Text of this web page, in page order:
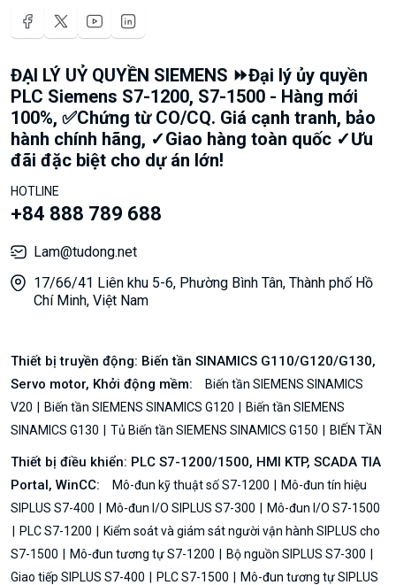
ĐẠI LÝ UỶ QUYỀN SIEMENS ⏩Đại lý ủy quyền
PLC Siemens S7-1200, S7-1500 - Hàng mới
100%, ✅Chứng từ CO/CQ. Giá cạnh tranh, bảo
hành chính hãng, ✓Giao hàng toàn quốc ✓Ưu
đãi đặc biệt cho dự án lớn!
HOTLINE
+84 888 789 688
Lam@tudong.net
17/66/41 Liên khu 5-6, Phường Bình Tân, Thành phố Hồ
Chí Minh, Việt Nam
Thiết bị truyền động: Biến tần SINAMICS G110/G120/G130,
Servo motor, Khởi động mềm:
Biến tần SIEMENS SINAMICS
V20
Biến tần SIEMENS SINAMICS G120
Biến tần SIEMENS
SINAMICS G130
Tủ Biến tần SIEMENS SINAMICS G150 BIẾN TẦN
Thiết bị điều khiển: PLC S7-1200/1500, HMI KTP, SCADA TIA
Portal, WinCC:
Mô-đun kỹ thuật số S7-1200
Mô-đun tín hiệu
SIPLUS S7-400
Mô-đun I/O SIPLUS S7-300
Mô-đun I/O S7-1500
PLC S7-1200
Kiểm soát và giám sát người vận hành SIPLUS cho
S7-1500
Mô-đun tương tự S7-1200
Bộ nguồn SIPLUS S7-300
Giao tiếp SIPLUS S7-400
PLC S7-1500
Mô-đun tương tự SIPLUS